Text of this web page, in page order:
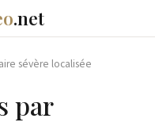
.net
sévère localisée
par